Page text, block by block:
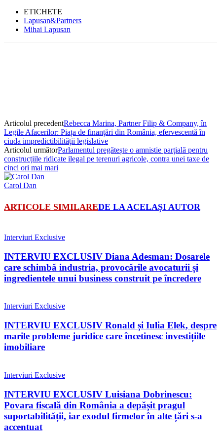
ETICHETE
Lapusan&Partners
Mihai Lapusan
Articolul precedentRebecca Marina, Partner Filip & Company, în
Legile Afacerilor: Piața de finanțări din România, efervescentă în
ciuda impredictibilității legislative
Articolul următorParlamentul pregătește o amnistie parțială pentru
construcțiile ridicate ilegal pe terenuri agricole, contra unei taxe de
cinci ori mai mari
Carol Dan
ARTICOLE SIMILAREDE LA ACELAȘI AUTOR
Interviuri Exclusive
INTERVIU EXCLUSIV Diana Adesman: Dosarele
care schimbă industria, provocările avocaturii și
ingredientele unui business construit pe încredere
Interviuri Exclusive
INTERVIU EXCLUSIV Ronald și Iulia Elek, despre
marile probleme juridice care încetinesc investițiile
imobiliare
Interviuri Exclusive
INTERVIU EXCLUSIV Luisiana Dobrinescu:
Povara fiscală din România a depășit pragul
suportabilității, iar exodul firmelor în alte țări s-a
accentuat